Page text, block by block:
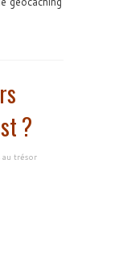
?
au trésor